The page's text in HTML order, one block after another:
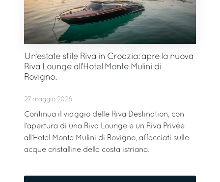
Un’estate stile Riva in Croazia: apre la nuova
Riva Lounge all’Hotel Monte Mulini di
Rovigno.
27 maggio 2026
Continua il viaggio delle Riva Destination, con
l’apertura di una Riva Lounge e un Riva Privée
all’Hotel Monte Mulini di Rovigno, affacciati sulle
acque cristalline della costa istriana.